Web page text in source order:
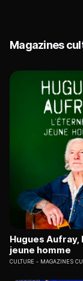
Magazines
Hugues
jeune homme
CULTURE MAGAZINES